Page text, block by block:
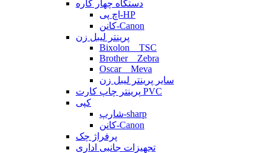
دستگاه چهار کاره
اچ پی-HP
کانن-Canon
پرینتر لیبل زن
Bixolon _ TSC
Brother _ Zebra
Oscar _ Meva
سایر پرینتر لیبل زن
پرینتر چاپ کارت PVC
کپی
شارپ-sharp
کانن-Canon
پرفراژ چک
تجهیزات جانبی اداری